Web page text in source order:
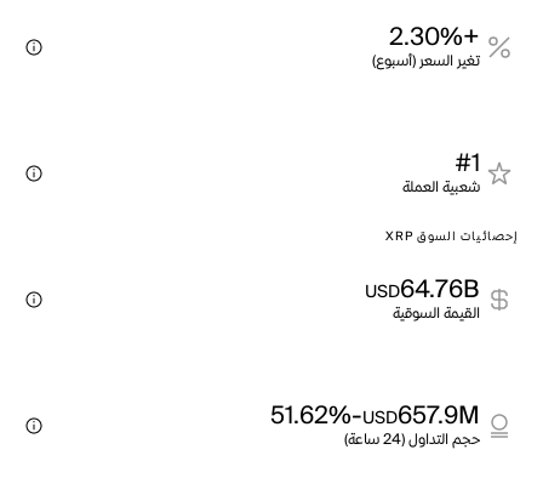
+2.30%
تغير السعر (أسبوع)
#1
شعبية العملة
إحصائيات السوق XRP
64.76B
USD
القيمة السوقية
657.9M
USD
-51.62%
حجم التداول (24 ساعة)